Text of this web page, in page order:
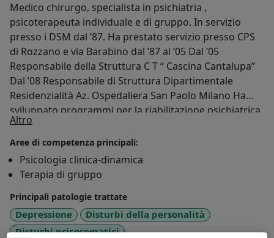
Medico chirurgo, specialista in psichiatria ,
psicoterapeuta individuale e di gruppo. In servizio
presso i DSM dal ’87. Ha prestato servizio presso CPS
di Rozzano e via Barabino dal ’87 al ‘05 Dal ’05
Responsabile della Struttura C T “ Cascina Cantalupa”
Dal ’08 Responsabile di Struttura Dipartimentale
Residenzialità Az. Ospedaliera San Paolo Milano Ha
sviluppato programmi per la riabilitazione psichiatrica
: Inserimenti Lavorativi, programmazione di
Residenzialità Leggera. Ha coordinato il “gruppo
giovani” per gli interventi precoci . Attività di
valutazione per lo sviluppo di programmi di
miglioramento attraverso l’utilizzo dell’Accreditamento
tra pari per i DSM e le C . T., Membro del Direttivo di
Mito & Realtà : Associazione per le Comunità
terapeutiche e residenziali. Coordina attività di
Altro
Aree di competenza principali:
Psicologia clinica-dinamica
Terapia di gruppo
Principali patologie trattate
Depressione
Disturbi della personalità
Disturbi psicosomatici